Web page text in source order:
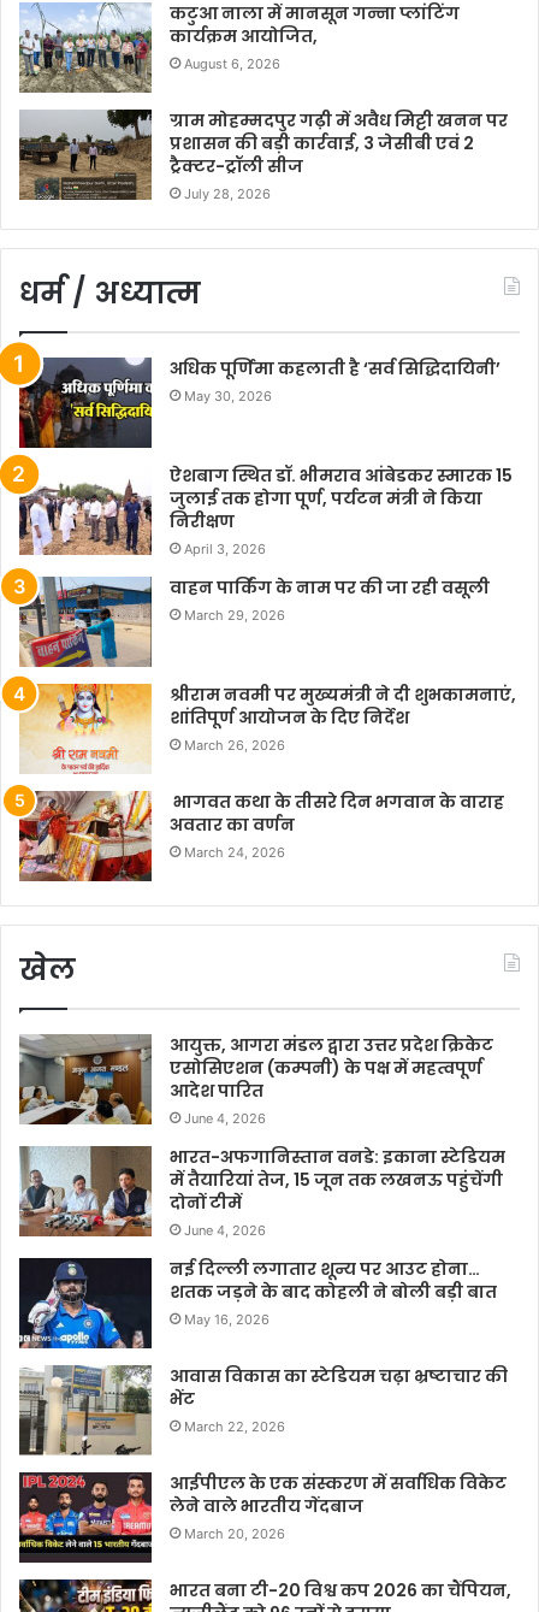
कटुआ नाला में मानसून गन्ना प्लांटिंग
कार्यक्रम आयोजित,
August 6, 2026
ग्राम मोहम्मदपुर गढ़ी में अवैध मिट्टी खनन पर
प्रशासन की बड़ी कार्रवाई, 3 जेसीबी एवं 2
ट्रैक्टर-ट्रॉली सीज
July 28, 2026
धर्म / अध्यात्म
अधिक पूर्णिमा कहलाती है ‘सर्व सिद्धिदायिनी’
May 30, 2026
ऐशबाग स्थित डॉ. भीमराव आंबेडकर स्मारक 15
जुलाई तक होगा पूर्ण, पर्यटन मंत्री ने किया
निरीक्षण
April 3, 2026
वाहन पार्किंग के नाम पर की जा रही वसूली
March 29, 2026
श्रीराम नवमी पर मुख्यमंत्री ने दी शुभकामनाएं,
शांतिपूर्ण आयोजन के दिए निर्देश
March 26, 2026
भागवत कथा के तीसरे दिन भगवान के वाराह
अवतार का वर्णन
March 24, 2026
खेल
आयुक्त, आगरा मंडल द्वारा उत्तर प्रदेश क्रिकेट
एसोसिएशन (कम्पनी) के पक्ष में महत्वपूर्ण
आदेश पारित
June 4, 2026
भारत-अफगानिस्तान वनडे: इकाना स्टेडियम
में तैयारियां तेज, 15 जून तक लखनऊ पहुंचेंगी
दोनों टीमें
June 4, 2026
नई दिल्ली लगातार शून्य पर आउट होना…
शतक जड़ने के बाद कोहली ने बोली बड़ी बात
May 16, 2026
आवास विकास का स्टेडियम चढ़ा भ्रष्टाचार की
भेंट
March 22, 2026
आईपीएल के एक संस्करण में सर्वाधिक विकेट
लेने वाले भारतीय गेंदबाज
March 20, 2026
भारत बना टी-20 विश्व कप 2026 का चैंपियन,